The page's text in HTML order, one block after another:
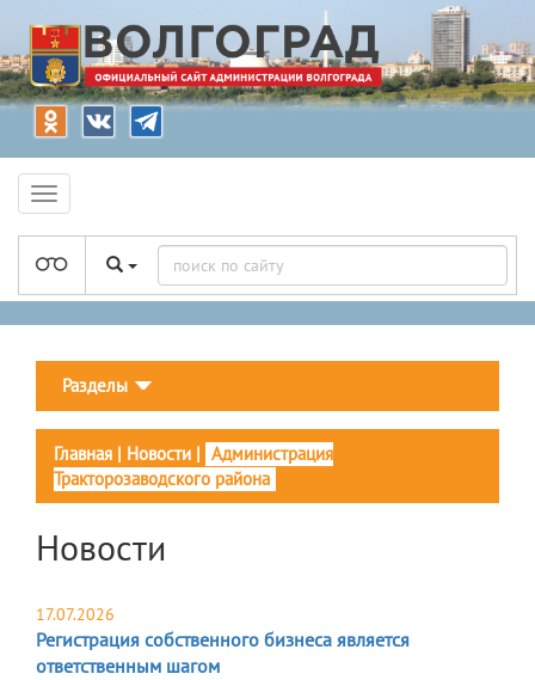
Разделы
Главная | Новости | Администрация
Тракторозаводского района
Новости
17.07.2026
Регистрация собственного бизнеса является
ответственным шагом